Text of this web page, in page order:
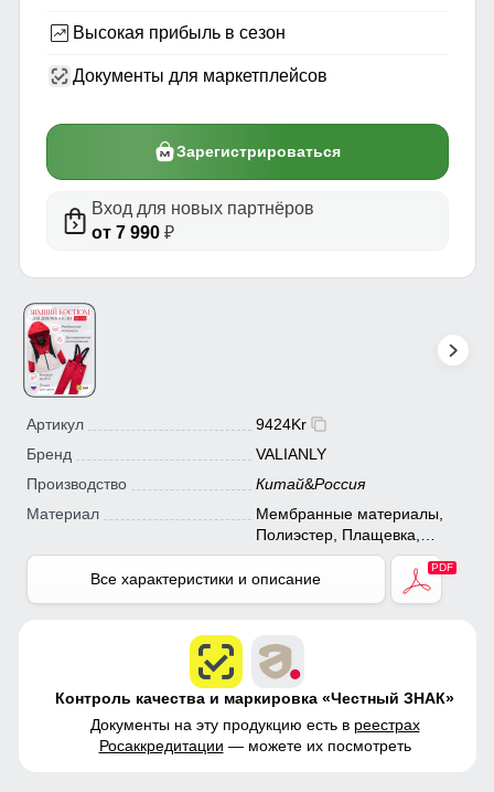
Высокая прибыль в сезон
Документы для маркетплейсов
Зарегистрироваться
Вход для новых партнёров
от 7 990₽
Артикул
9424Kr
Бренд
VALIANLY
Производство
Китай&Россия
Материал
Мембранные материалы,
Полиэстер, Плащевка,
Тефлон, Экологичные
материалы
Все характеристики и описание
Контроль качества и маркировка «Честный ЗНАК»
Документы на эту продукцию есть в реестрах
Росаккредитации — можете их посмотреть